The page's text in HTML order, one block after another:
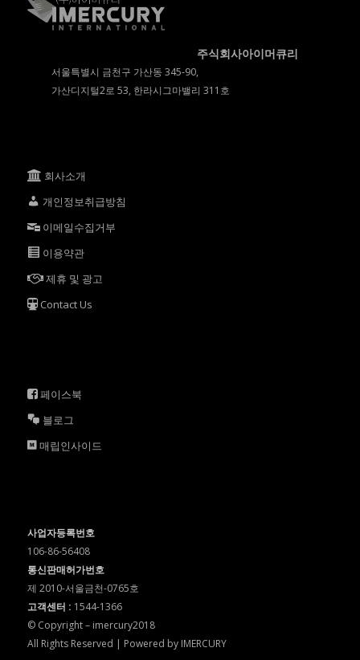
주식회사아이머큐리
서울특별시 금천구 가산동 345-90,
가산디지털2로 53, 한라시그마밸리 311호
회사소개
개인정보취급방침
이메일수집거부
이용약관
제휴 및 광고
Contact Us
페이스북
블로그
매립인사이드
사업자등록번호
106-86-56408
통신판매허가번호
제 2010-서울금천-0765호
고객센터 : 1544-1366
© Copyright – imercury2018
All Rights Reserved | Powered by IMERCURY